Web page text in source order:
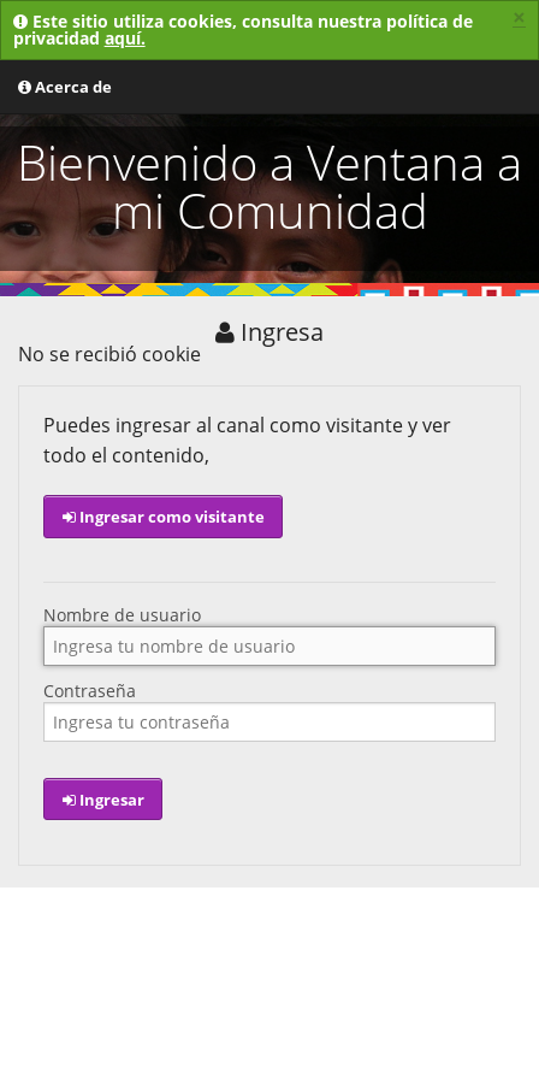
Este sitio utiliza cookies, consulta nuestra política de
privacidad aquí.
×
MENU
Acerca de
Bienvenido a Ventana a
mi Comunidad
Ingresa
No se recibió cookie
Puedes ingresar al canal como visitante y ver
todo el contenido,
Ingresar como visitante
Nombre de usuario
Contraseña
Ingresar